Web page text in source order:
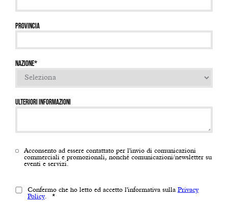
Provincia
Nazione*
Ulteriori Informazioni
Acconsento ad essere contattato per l'invio di comunicazioni
commerciali e promozionali, nonché comunicazioni/newsletter su
eventi e servizi.
Confermo che ho letto ed accetto l'informativa sulla Privacy
Policy. *